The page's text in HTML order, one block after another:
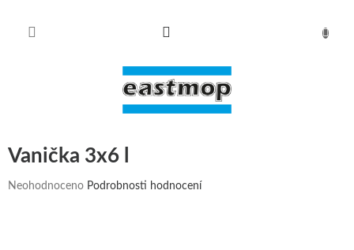
Vanička 3x6 l
Průměrné
Neohodnoceno Podrobnosti hodnocení